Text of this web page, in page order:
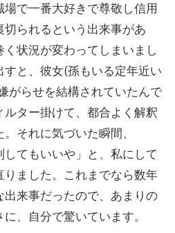
で一番大好きで尊敬し信用
切られるという出来事があ
く状況が変わってしまいまし
と、彼女(孫もいる定年近い
がらせを結構されていたんで
ター掛けて、都合よく解釈
それに気づいた瞬間、
してもいいや」と、私にして
ました。これまでなら数年
来事だったので、あまりの
、自分で驚いています。